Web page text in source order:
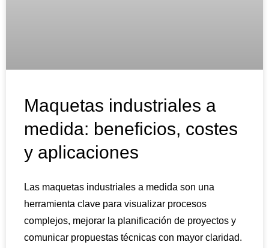
Maquetas industriales a
medida: beneficios, costes
y aplicaciones
Las maquetas industriales a medida son una
herramienta clave para visualizar procesos
complejos, mejorar la planificación de proyectos y
comunicar propuestas técnicas con mayor claridad.